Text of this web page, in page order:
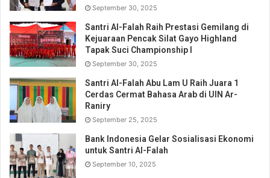
September 30, 2025
Santri Al-Falah Raih Prestasi Gemilang di
Kejuaraan Pencak Silat Gayo Highland
Tapak Suci Championship I
September 30, 2025
Santri Al-Falah Abu Lam U Raih Juara 1
Cerdas Cermat Bahasa Arab di UIN Ar-
Raniry
September 25, 2025
Bank Indonesia Gelar Sosialisasi Ekonomi
untuk Santri Al-Falah
September 10, 2025